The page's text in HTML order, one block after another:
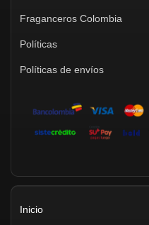
Fraganceros Colombia
Políticas
Políticas de envíos
Inicio